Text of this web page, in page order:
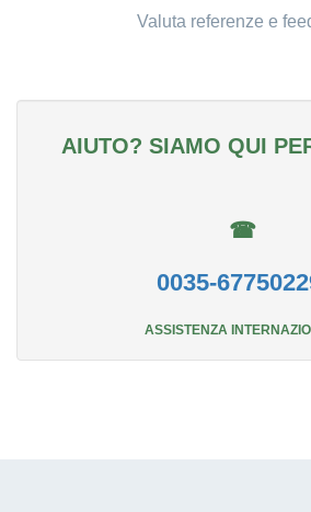
Valuta referenze e
AIUTO? SIAMO QUI
☎
0035-
ASSISTENZA